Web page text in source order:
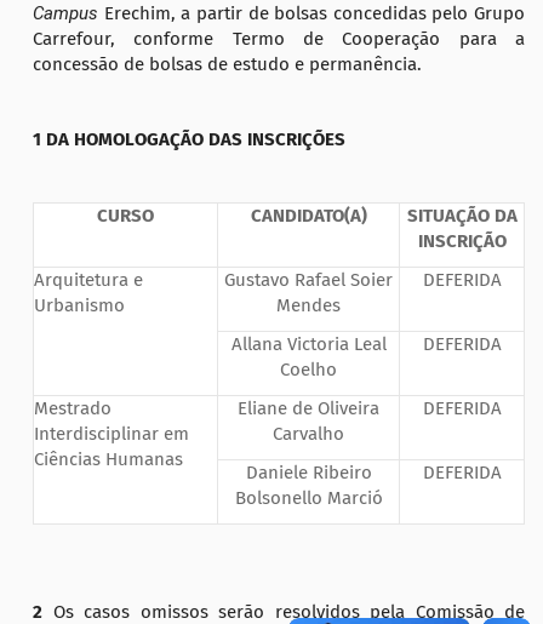
Campus Erechim, a partir de bolsas concedidas pelo Grupo
Carrefour, conforme Termo de Cooperação para a
concessão de bolsas de estudo e permanência.
1 DA HOMOLOGAÇÃO DAS INSCRIÇÕES
CURSO CANDIDATO(A)
SITUAÇÃO DA
INSCRIÇÃO
Arquitetura e
Urbanismo
Gustavo Rafael Soier
Mendes
DEFERIDA
Allana Victoria Leal
Coelho
DEFERIDA
Mestrado
Interdisciplinar em
Ciências Humanas
Eliane de Oliveira
Carvalho
DEFERIDA
Daniele Ribeiro
Bolsonello Marció
DEFERIDA
2 Os casos omissos serão resolvidos pela Comissão de